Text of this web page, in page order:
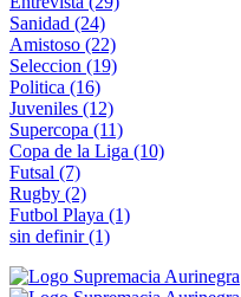
Sanidad (24)
Amistoso (22)
Seleccion (19)
Politica (16)
Juveniles (12)
Supercopa (11)
Copa de la Liga (10)
Futsal (7)
Rugby (2)
Futbol Playa (1)
sin definir(1)